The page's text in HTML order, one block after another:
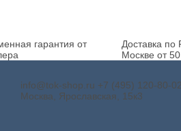
гарантия от
Доставка по
Москве от 50
info@tok-shop.ru +7 (495) 120-80-02
Москва, Ярославская, 15к3